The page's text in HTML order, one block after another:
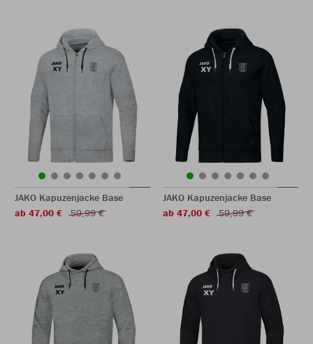
JAKO Kapuzenjacke Base
ab 47,00 €
59,99 €
JAKO Kapuzenjacke Base
ab 47,00 €
59,99 €